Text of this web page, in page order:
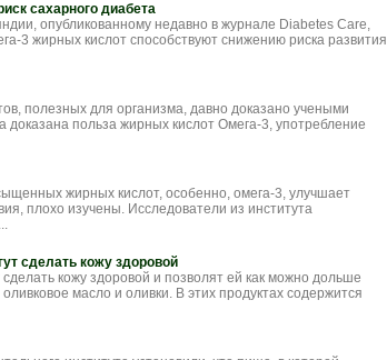
сахарного диабета
опубликованному недавно в журнале Diabetes Care,
3 жирных кислот способствуют снижению риска развития
полезных для организма, давно доказано учеными
польза жирных кислот Омега-3, употребление
жирных кислот, особенно, омега-3, улучшает
плохо изучены. Исследователи из института
сделать кожу здоровой
кожу здоровой и позволят ей как можно дольше
масло и оливки. В этих продуктах содержится